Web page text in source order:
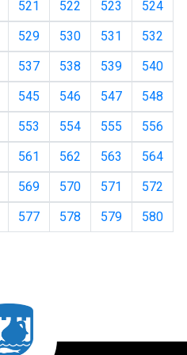
521 522 523
524
529 530 531
532
537 538 539
540
545 546 547
548
553 554 555
556
561 562 563
564
569 570 571
572
577 578 579
580